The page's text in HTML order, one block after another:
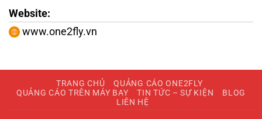
Website:
www.one2fly.vn
TRANG CHỦ
QUẢNG CÁO ONE2FLY
QUẢNG CÁO TRÊN MÁY BAY
TIN TỨC – SỰ KIỆN
BLOG
LIÊN HỆ